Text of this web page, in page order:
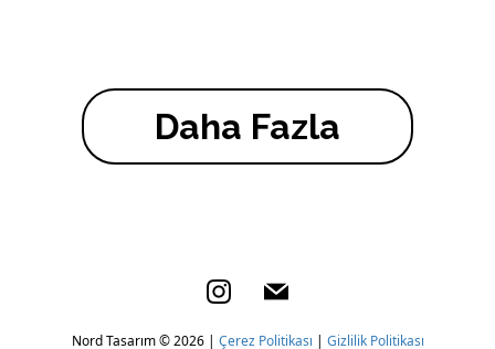
Daha Fazla
 
Nord Tasarım ©2026| Çerez Politikası | Gizlilik Politikası